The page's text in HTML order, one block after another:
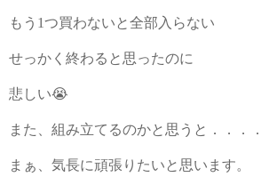
もう 1つ買わないと全部入らない
せっかく終わると思ったのに
悲しい😭
また、組み立てるのかと思うと．．．．
まぁ、気長に頑張りたいと思います。